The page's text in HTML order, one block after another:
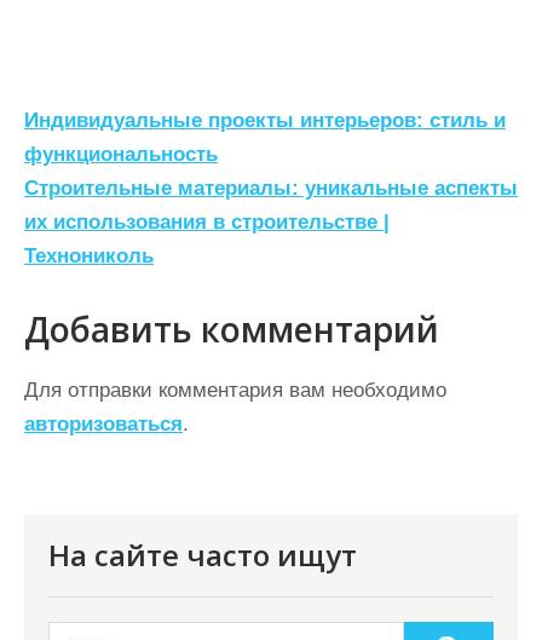
Н
а
в
и
а
ц
и
я
Индивидуальные проекты интерьеров: стиль и
функциональность
Строительные материалы: уникальные аспекты
их использования в строительстве |
Технониколь
Добавить комментарий
Для отправки комментария вам необходимо
авторизоваться.
На сайте часто ищут